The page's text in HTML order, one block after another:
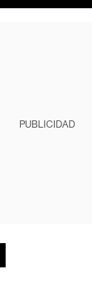
PUBLICIDAD